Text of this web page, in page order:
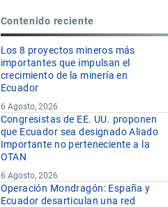
Contenido reciente
Los 8 proyectos mineros más
importantes que impulsan el
crecimiento de la minería en
Ecuador
6 Agosto, 2026
Congresistas de EE. UU. proponen
que Ecuador sea designado Aliado
Importante no perteneciente a la
OTAN
6 Agosto, 2026
Operación Mondragón: España y
Ecuador desarticulan una red